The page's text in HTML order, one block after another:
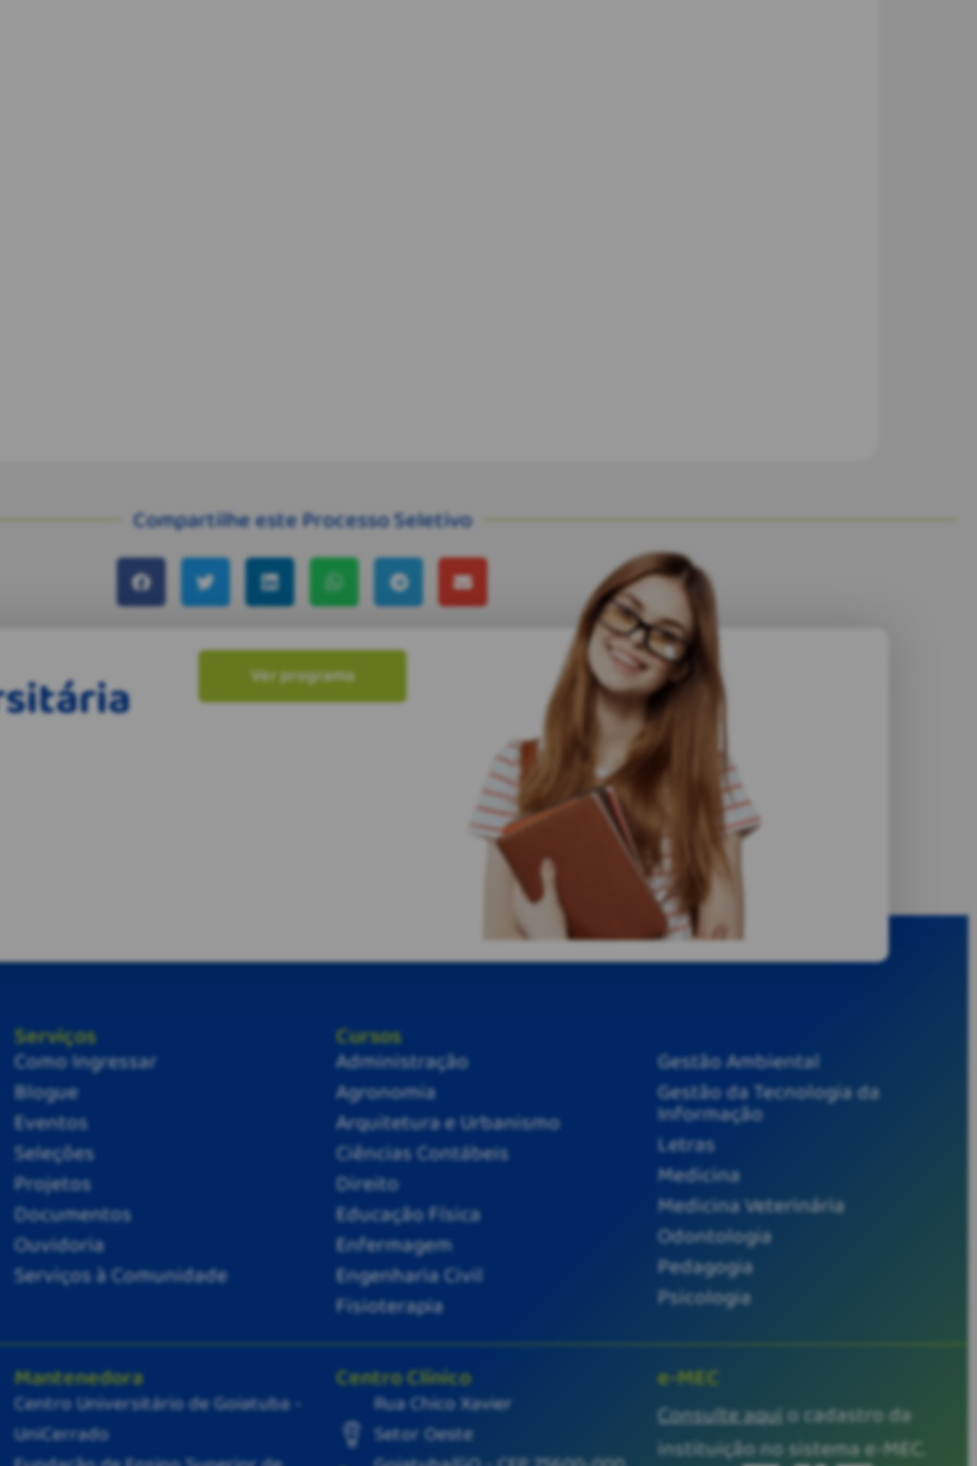
Compartilhe este Processo Seletivo
Ver programa
Serviços
Como Ingressar
Blogue
Eventos
Seleções
Projetos
Documentos
Ouvidoria
Serviços à Comunidade
Cursos
Administração
Agronomia
Arquitetura e Urbanismo
Ciências Contábeis
Direito
Educação Física
Enfermagem
Engenharia Civil
Fisioterapia
Gestão Ambiental
Gestão da Tecnologia da
Informação
Letras
Medicina
Medicina Veterinária
Odontologia
Pedagogia
Psicologia
Mantenedora
Centro Universitário de Goiatuba -
UniCerrado
Centro Clínico
Rua Chico Xavier
Setor Oeste
e-MEC
Consulte aquio cadastro da
instituição no sistema e-MEC.